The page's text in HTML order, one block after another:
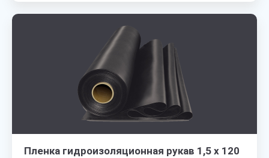
Пленка гидроизоляционная рукав 1,5 х 120